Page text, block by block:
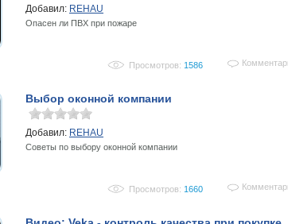
Добавил: REHAU
Опасен ли ПВХ при пожаре
Просмотров: 1586
Выбор оконной компании
Добавил: REHAU
Советы по выбору оконной компании
Просмотров: 1660